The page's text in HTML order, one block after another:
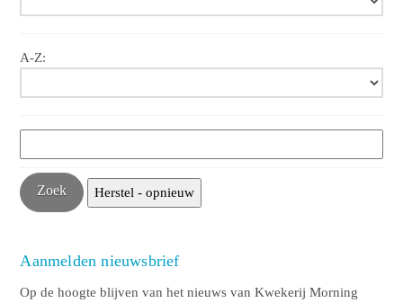
A-Z:
Aanmelden nieuwsbrief
Op de hoogte blijven van het nieuws van Kwekerij Morning